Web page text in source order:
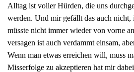
Alltag ist voller Hürden, die uns
werden. Und mir gefällt das auch nicht,
müsste nicht immer wieder von vorne
versagen ist auch verdammt einsam,
Wenn man etwas erreichen will, muss
Misserfolge zu akzeptieren hat mir